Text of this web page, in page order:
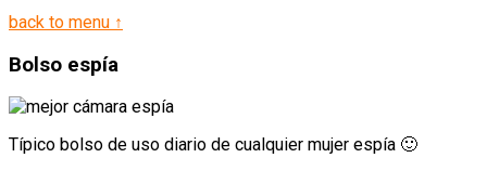
back to menu ↑
Bolso espía
Típico bolso de uso diario de cualquier mujer espía 🙂